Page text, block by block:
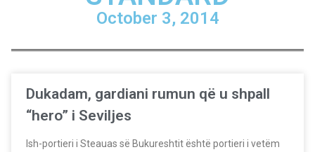
October 3, 2014
Dukadam, gardiani rumun që u shpall
“hero” i Seviljes
Ish-portieri i Steauas së Bukureshtit është portieri i vetëm